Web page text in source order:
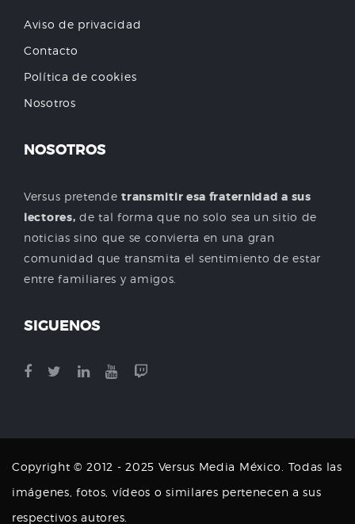
Aviso de privacidad
Contacto
Política de cookies
Nosotros
NOSOTROS
Versus pretendetransmitir esa fraternidad a sus
lectores, de tal forma que no solo sea un sitio de
noticias sino que se convierta en una gran
comunidad que transmita el sentimiento de estar
entre familiares y amigos.
SIGUENOS
Copyright © 2012 - 2025 Versus Media México. Todas las
imágenes, fotos, vídeos o similares pertenecen a sus
respectivos autores.